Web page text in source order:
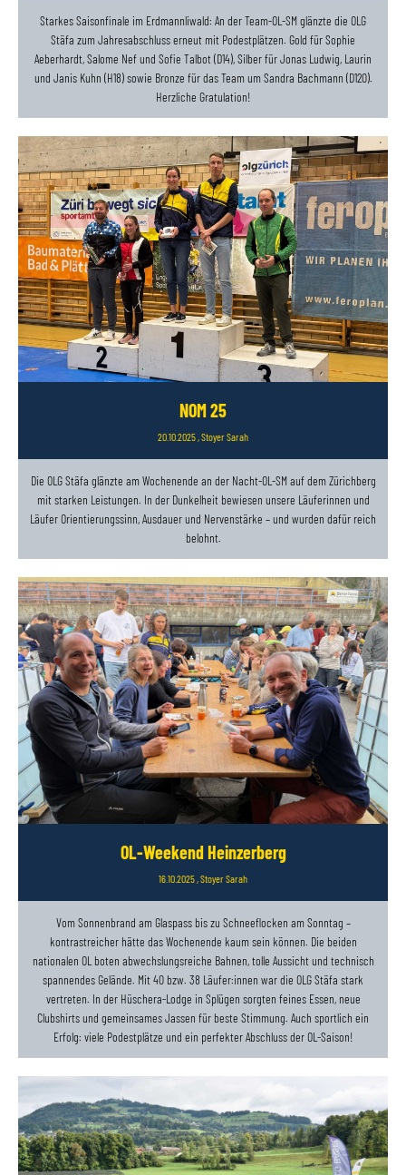
Starkes Saisonfinale im Erdmannliwald: An der Team-OL-SM glänzte die OLG
Stäfa zum Jahresabschluss erneut mit Podestplätzen. Gold für Sophie
Aeberhardt, Salome Nef und Sofie Talbot (D14), Silber für Jonas Ludwig, Laurin
und Janis Kuhn (H18) sowie Bronze für das Team um Sandra Bachmann (D120).
Herzliche Gratulation!
NOM 25
20.10.2025, Stoyer Sarah
Die OLG Stäfa glänzte am Wochenende an der Nacht-OL-SM auf dem Zürichberg
mit starken Leistungen. In der Dunkelheit bewiesen unsere Läuferinnen und
Läufer Orientierungssinn, Ausdauer und Nervenstärke – und wurden dafür reich
belohnt.
OL-Weekend Heinzerberg
16.10.2025, Stoyer Sarah
Vom Sonnenbrand am Glaspass bis zu Schneeflocken am Sonntag –
kontrastreicher hätte das Wochenende kaum sein können. Die beiden
nationalen OL boten abwechslungsreiche Bahnen, tolle Aussicht und technisch
spannendes Gelände. Mit 40 bzw. 38 Läufer:innen war die OLG Stäfa stark
vertreten. In der Hüschera-Lodge in Splügen sorgten feines Essen, neue
Clubshirts und gemeinsames Jassen für beste Stimmung. Auch sportlich ein
Erfolg: viele Podestplätze und ein perfekter Abschluss der OL-Saison!